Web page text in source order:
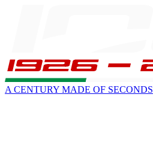
A CENTURY MADE OF SECONDS